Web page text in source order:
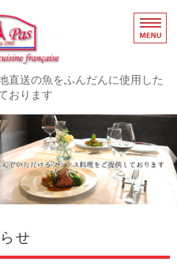
奈良市高の原のフ
直送の魚をふんだんに使用した
おります
せ